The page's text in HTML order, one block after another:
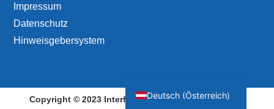
Impressum
Datenschutz
Hinweisgebersystem
Copyright © 2023 Interface Wien. All rights reserved
Deutsch (Österreich)